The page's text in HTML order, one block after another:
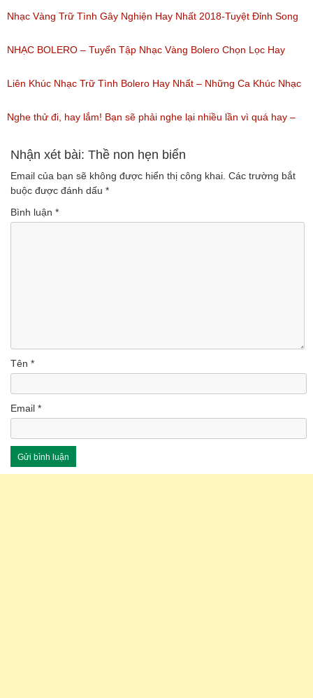
(Lượt nghe: 155)
Bài Hát Song Ca Nhạc Vàng Bolero Hay Nhất
(Lượt nghe: 218)
Nhạc Vàng Trữ Tình Gây Nghiện Hay Nhất 2018-Tuyệt Đỉnh Song
Ca Thiên Quang Quỳnh Trang Ngọt Ngào
(Lượt nghe: 219)
NHẠC BOLERO – Tuyển Tập Nhạc Vàng Bolero Chọn Lọc Hay
Nhất / Tuyệt Đỉnh Bolero
(Lượt nghe: 99)
Liên Khúc Nhạc Trữ Tình Bolero Hay Nhất – Những Ca Khúc Nhạc
Vàng Trữ Tình Hay Nhất 2018
(Lượt nghe: 75)
Nghe thử đi, hay lắm! Bạn sẽ phải nghe lại nhiều lần vì quá hay –
Nhạc miền Tây đặc sắc
(Lượt nghe: 46)
Nhận xét bài: Thề non hẹn biển
Email của bạn sẽ không được hiển thị công khai. Các trường bắt
buộc được đánh dấu *
Bình luận *
Tên *
Email *